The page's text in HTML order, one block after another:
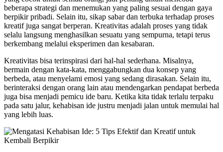
beberapa strategi dan menemukan yang paling sesuai dengan gaya
berpikir pribadi. Selain itu, sikap sabar dan terbuka terhadap proses
kreatif juga sangat berperan. Kreativitas adalah proses yang tidak
selalu langsung menghasilkan sesuatu yang sempurna, tetapi terus
berkembang melalui eksperimen dan kesabaran.
Kreativitas bisa terinspirasi dari hal-hal sederhana. Misalnya,
bermain dengan kata-kata, menggabungkan dua konsep yang
berbeda, atau menyelami emosi yang sedang dirasakan. Selain itu,
berinteraksi dengan orang lain atau mendengarkan pendapat berbeda
juga bisa menjadi pemicu ide baru. Ketika kita tidak terlalu terpaku
pada satu jalur, kehabisan ide justru menjadi jalan untuk memulai hal
yang lebih luas.